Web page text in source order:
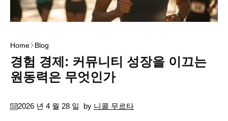
Home Blog
경험 경제: 커뮤니티 성장을 이끄는
원동력은 무엇인가
2026 년 4 월 28 일 by 니콜 무르타